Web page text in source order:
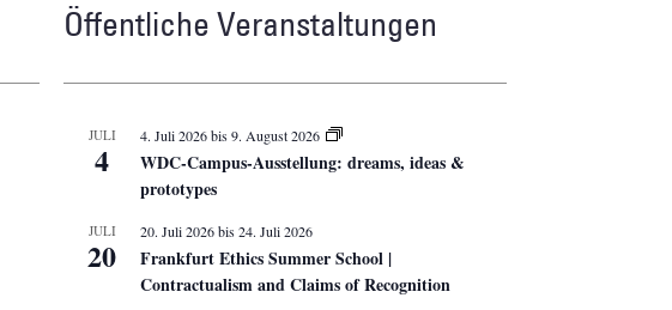
Öffentliche Veranstaltungen
JULI
4
4. Juli 2026bis9. August 2026
WDC-Campus-Ausstellung: dreams, ideas &
prototypes
JULI
20
20. Juli 2026bis24. Juli 2026
Frankfurt Ethics Summer School |
Contractualism and Claims of Recognition